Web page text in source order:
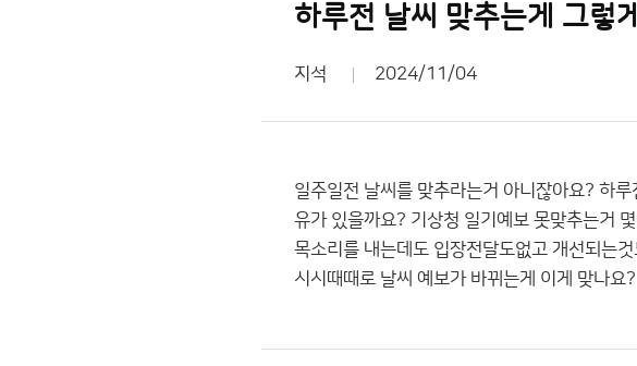
하루전 날씨 맞추는게 그렇
지석 2024/11/04
일주일전 날씨를 맞추라는거 아니잖아요? 하
유가 있을까요? 기상청 일기예보 못맞추는거
목소리를 내는데도 입장전달도없고 개선되는
시시때때로 날씨 예보가 바뀌는게 이게 맞나요?